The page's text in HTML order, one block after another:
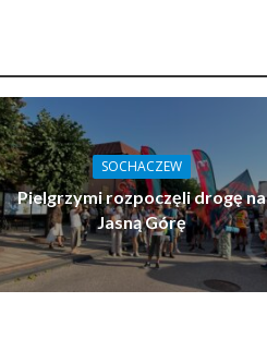
SOCHACZEW
Pielgrzymi rozpoczęli drogę na
Jasną Górę